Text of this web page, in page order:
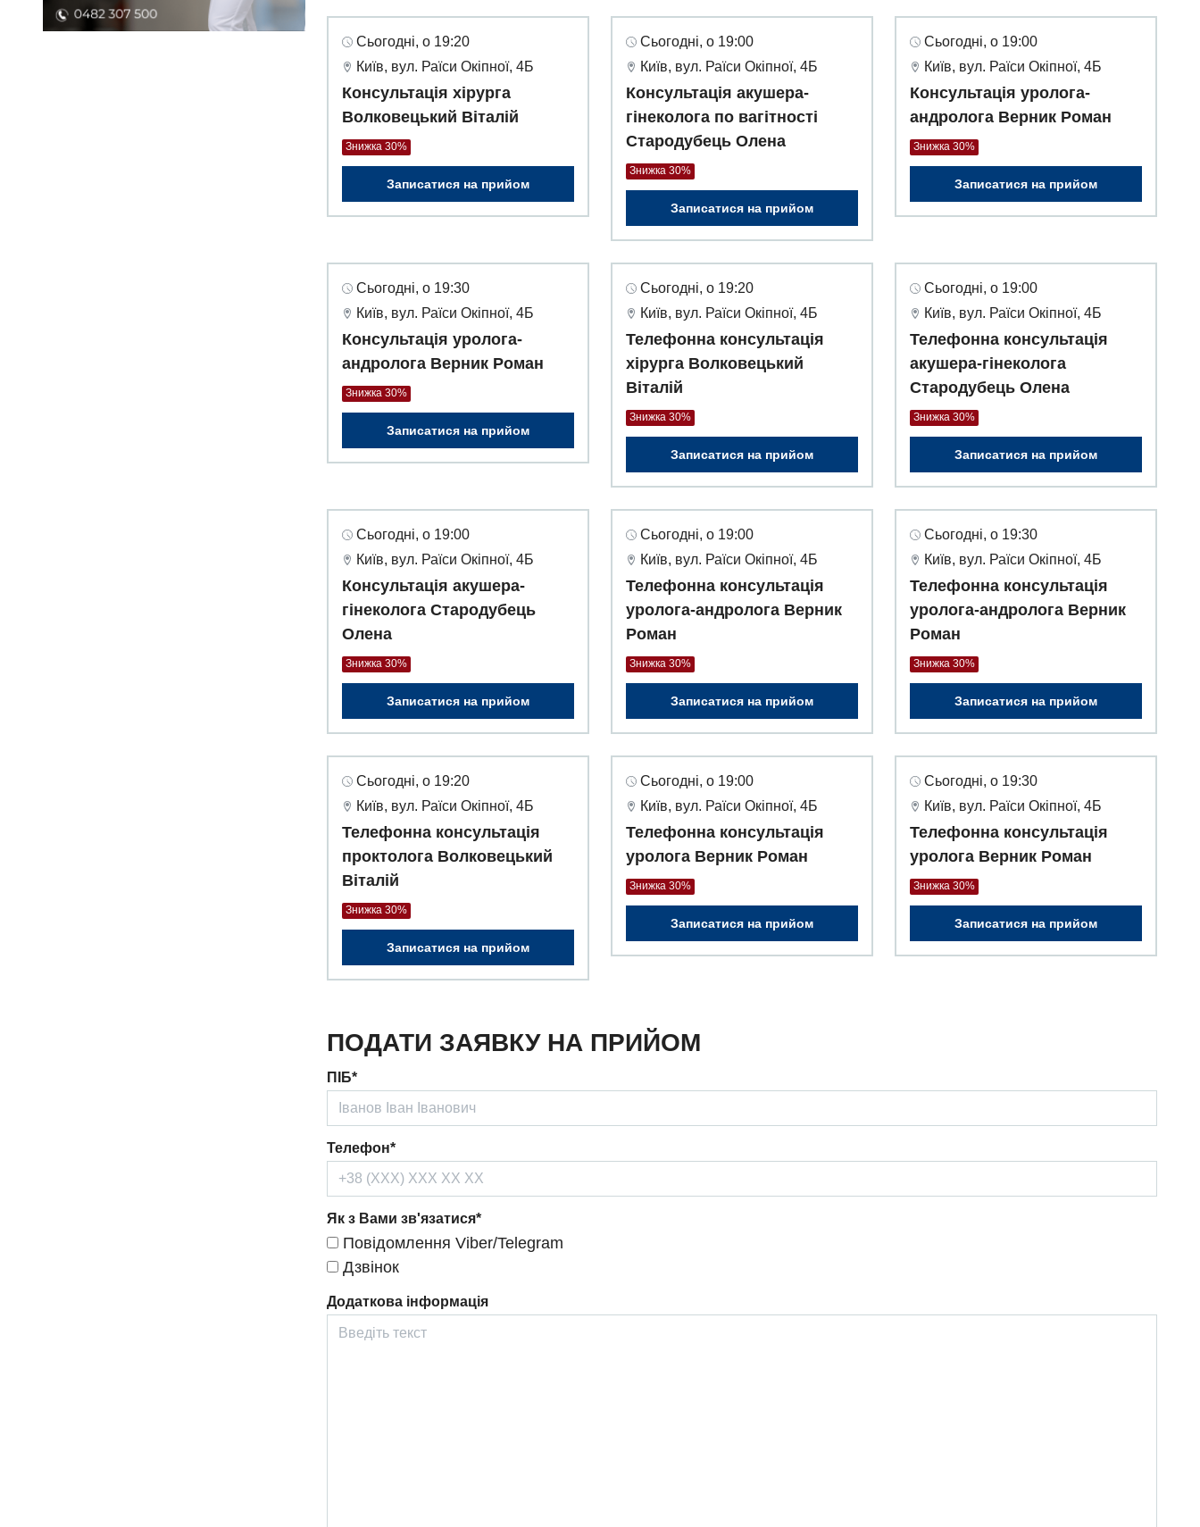
Сьогодні, о 19:20
Київ, вул. Раїси Окіпної, 4Б
Консультація хірурга
Волковецький Віталій
Знижка 30%
Записатися на прийом
Сьогодні, о 19:00
Київ, вул. Раїси Окіпної, 4Б
Консультація акушера-
гінеколога по вагітності
Стародубець Олена
Знижка 30%
Записатися на прийом
Сьогодні, о 19:00
Київ, вул. Раїси Окіпної, 4Б
Консультація уролога-
андролога Верник Роман
Знижка 30%
Записатися на прийом
Сьогодні, о 19:30
Київ, вул. Раїси Окіпної, 4Б
Консультація уролога-
андролога Верник Роман
Знижка 30%
Записатися на прийом
Сьогодні, о 19:20
Київ, вул. Раїси Окіпної, 4Б
Телефонна консультація
хірурга Волковецький
Віталій
Знижка 30%
Записатися на прийом
Сьогодні, о 19:00
Київ, вул. Раїси Окіпної, 4Б
Телефонна консультація
акушера-гінеколога
Стародубець Олена
Знижка 30%
Записатися на прийом
Сьогодні, о 19:00
Київ, вул. Раїси Окіпної, 4Б
Консультація акушера-
гінеколога Стародубець
Олена
Знижка 30%
Записатися на прийом
Сьогодні, о 19:00
Київ, вул. Раїси Окіпної, 4Б
Телефонна консультація
уролога-андролога Верник
Роман
Знижка 30%
Записатися на прийом
Сьогодні, о 19:30
Київ, вул. Раїси Окіпної, 4Б
Телефонна консультація
уролога-андролога Верник
Роман
Знижка 30%
Записатися на прийом
Сьогодні, о 19:20
Київ, вул. Раїси Окіпної, 4Б
Телефонна консультація
проктолога Волковецький
Віталій
Знижка 30%
Записатися на прийом
Сьогодні, о 19:00
Київ, вул. Раїси Окіпної, 4Б
Телефонна консультація
уролога Верник Роман
Знижка 30%
Записатися на прийом
Сьогодні, о 19:30
Київ, вул. Раїси Окіпної, 4Б
Телефонна консультація
уролога Верник Роман
Знижка 30%
Записатися на прийом
ПОДАТИ ЗАЯВКУ НА ПРИЙОМ
ПІБ*
Телефон*
Як з Вами зв'язатися*
Повідомлення Viber/Telegram
Дзвінок
Додаткова інформація